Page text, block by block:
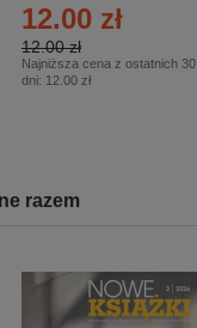
12.00 zł
12.00 zł
Najniższa cena z ostatnich 30
dni: 12.00 zł
razem